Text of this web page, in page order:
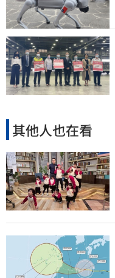
其他人也在看